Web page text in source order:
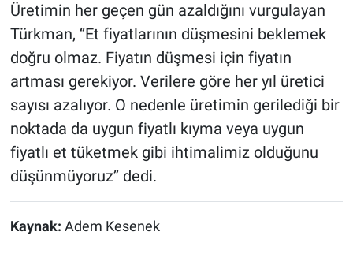
Üretimin her geçen gün azaldığını vurgulayan
Türkman, ‘’Et fiyatlarının düşmesini beklemek
doğru olmaz. Fiyatın düşmesi için fiyatın
artması gerekiyor. Verilere göre her yıl üretici
sayısı azalıyor. O nedenle üretimin gerilediği bir
noktada da uygun fiyatlı kıyma veya uygun
fiyatlı et tüketmek gibi ihtimalimiz olduğunu
düşünmüyoruz’’ dedi.
Kaynak: Adem Kesenek